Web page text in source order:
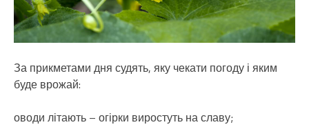
За прикметами дня судять, яку чекати погоду і яким
буде врожай:
оводи літають – огірки виростуть на славу;